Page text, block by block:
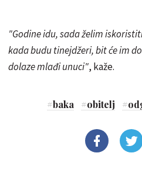
"Godine idu, sada želim
kada budu tinejdžeri, bit će im
dolaze mlađi unuci", kaže.
#baka #obitelj #